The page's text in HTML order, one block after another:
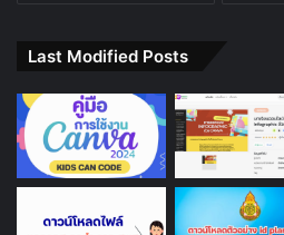
Last Modified Posts